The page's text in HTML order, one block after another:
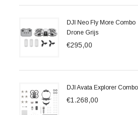
DJI Neo Fly More Combo
Drone Grijs
€295,00
DJI Avata Explorer Combo
€1.268,00